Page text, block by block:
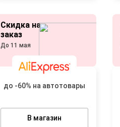
Скидка на
заказ
До 11 мая
до -60% на автотовары
В магазин